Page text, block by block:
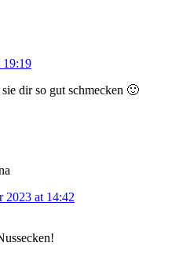
19:19
dir so gut schmecken 🙂
2023 at 14:42